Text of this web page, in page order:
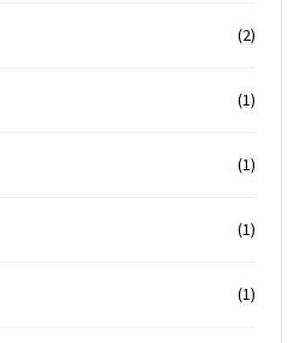
(2)
(1)
(1)
(1)
(1)